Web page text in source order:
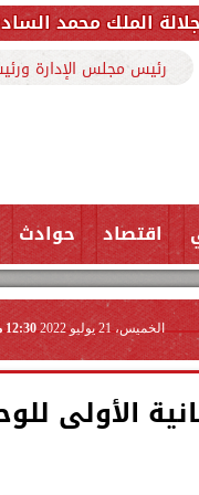
والشعب
رئيس مجلس الإدارة
اقتصاد حوادث
الخميس، 21 يوليو 2022 12:30 مـ
الأولى